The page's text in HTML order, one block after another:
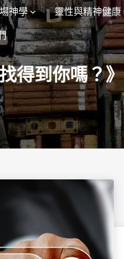
神學 靈性與精神健康
得到你嗎？》